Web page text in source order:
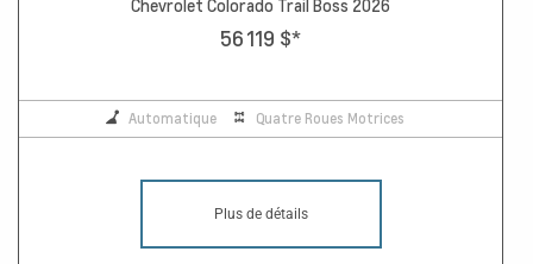
Chevrolet Colorado Trail Boss 2026
56 119 $*
Automatique Quatre Roues Motrices
Plus de détails